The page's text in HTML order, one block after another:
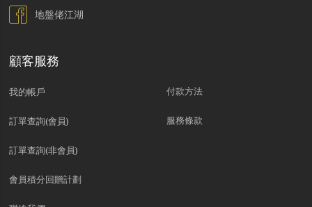
地盤佬江湖
顧客服務
我的帳戶
訂單查詢(會員)
訂單查詢(非會員)
會員積分回贈計劃
付款方法
服務條款